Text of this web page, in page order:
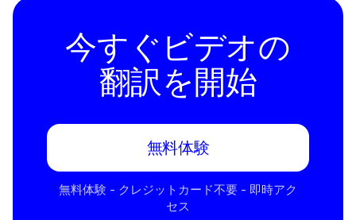
今すぐビデオの
翻訳を開始
無料体験
無料体験 - クレジットカード不要 - 即時アク
セス